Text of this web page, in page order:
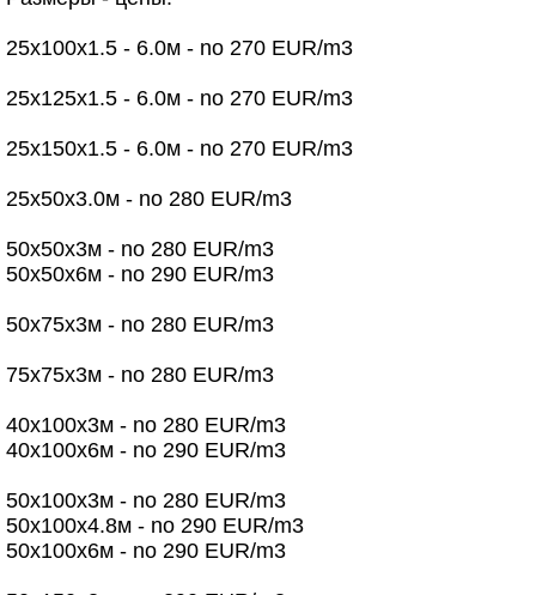
25х100х1.5 - 6.0м - no 270 EUR/m3
25х125х1.5 - 6.0м - no 270 EUR/m3
25х150х1.5 - 6.0м - no 270 EUR/m3
25х50х3.0м - no 280 EUR/m3
50х50х3м - no 280 EUR/m3
50х50х6м - no 290 EUR/m3
50х75х3м - no 280 EUR/m3
75x75х3м - no 280 EUR/m3
40х100х3м - no 280 EUR/m3
40х100х6м - no 290 EUR/m3
50х100х3м - no 280 EUR/m3
50х100х4.8м - no 290 EUR/m3
50х100х6м - no 290 EUR/m3